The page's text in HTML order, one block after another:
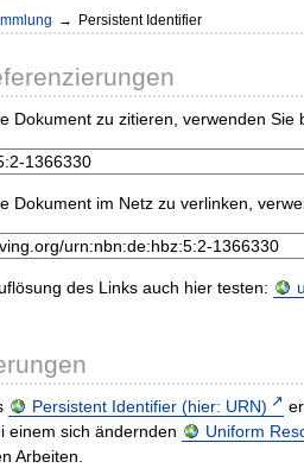
→ Persistent Identifier
Dokument zu zitieren, verwenden Sie
Dokument im Netz zu verlinken,
des Links auch hier testen:
Persistent Identifier (hier: URN)
einem sich ändernden
Uniform
Arbeiten.